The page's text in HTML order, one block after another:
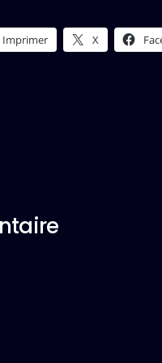
Imprimer X